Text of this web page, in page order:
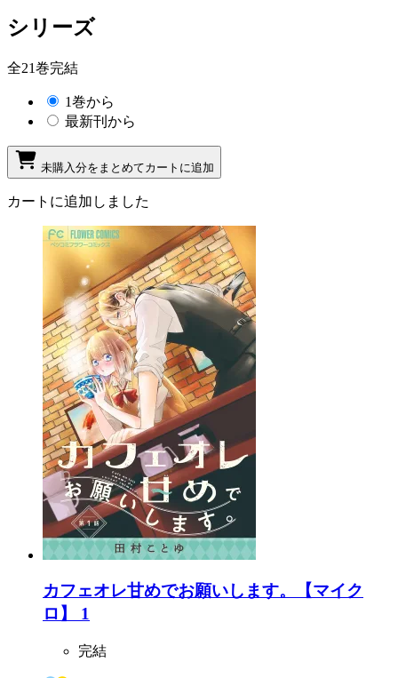
シリーズ
全21巻完結
1巻から
最新刊から
未購入分をまとめてカートに追加
カートに追加しました
カフェオレ甘めでお願いします。【マイク
ロ】 1
完結